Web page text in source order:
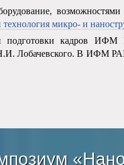
возможностями
микро- и
кадров ИФМ
Лобачевского. В ИФМ РАН